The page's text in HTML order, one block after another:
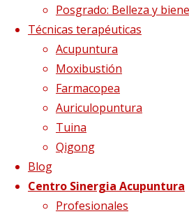
Posgrado: Belleza y
Técnicas terapéuticas
Acupuntura
Moxibustión
Farmacopea
Auriculopuntura
Tuina
Qigong
Blog
Centro Sinergia Acupuntura
Profesionales
2022
x 1080 px)
Tamaño completo
abiertas